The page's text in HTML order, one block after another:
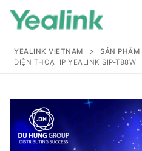
Home
YEALINK VIETNAM
SẢN PHẨM
ĐIỆN THOẠI IP YEALINK SIP-T88W